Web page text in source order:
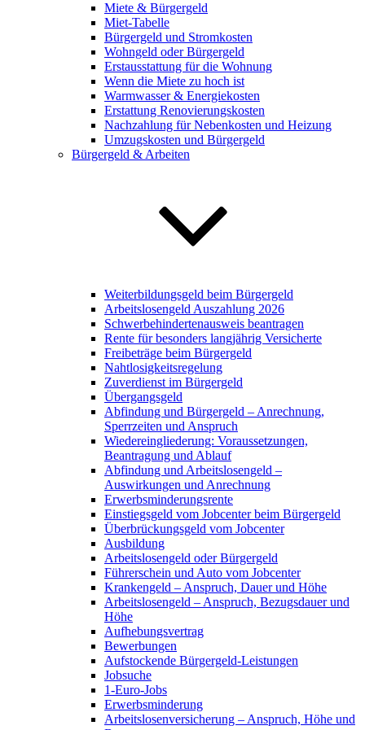
Miete & Bürgergeld
Miet-Tabelle
Bürgergeld und Stromkosten
Wohngeld oder Bürgergeld
Erstausstattung für die Wohnung
Wenn die Miete zu hoch ist
Warmwasser & Energiekosten
Erstattung Renovierungskosten
Nachzahlung für Nebenkosten und Heizung
Umzugskosten und Bürgergeld
Bürgergeld & Arbeiten
Weiterbildungsgeld beim Bürgergeld
Arbeitslosengeld Auszahlung 2026
Schwerbehindertenausweis beantragen
Rente für besonders langjährig Versicherte
Freibeträge beim Bürgergeld
Nahtlosigkeitsregelung
Zuverdienst im Bürgergeld
Übergangsgeld
Abfindung und Bürgergeld – Anrechnung,
Sperrzeiten und Anspruch
Wiedereingliederung: Voraussetzungen,
Beantragung und Ablauf
Abfindung und Arbeitslosengeld –
Auswirkungen und Anrechnung
Erwerbsminderungsrente
Einstiegsgeld vom Jobcenter beim Bürgergeld
Überbrückungsgeld vom Jobcenter
Ausbildung
Arbeitslosengeld oder Bürgergeld
Führerschein und Auto vom Jobcenter
Krankengeld – Anspruch, Dauer und Höhe
Arbeitslosengeld – Anspruch, Bezugsdauer und
Höhe
Aufhebungsvertrag
Bewerbungen
Aufstockende Bürgergeld-Leistungen
Jobsuche
1-Euro-Jobs
Erwerbsminderung
Arbeitslosenversicherung – Anspruch, Höhe und